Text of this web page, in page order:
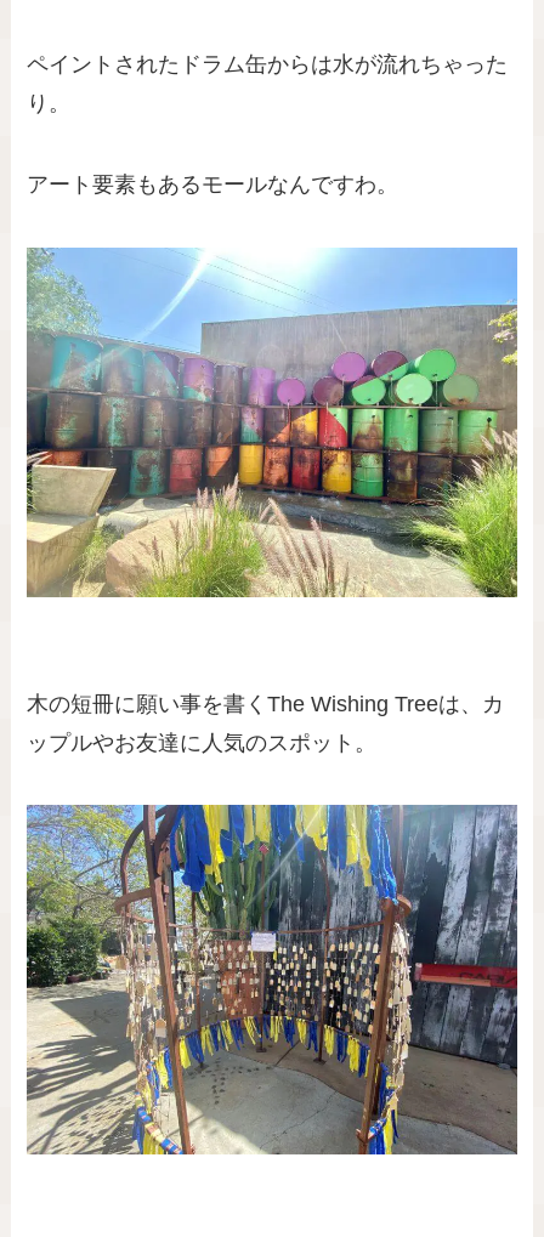
ペイントされたドラム缶からは水が流れちゃった
り。
アート要素もあるモールなんですわ。
木の短冊に願い事を書くThe Wishing Treeは、カ
ップルやお友達に人気のスポット。